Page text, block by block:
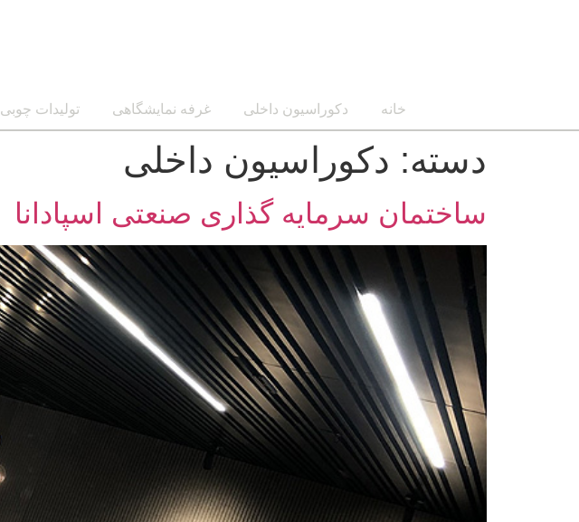
خانه دکوراسیون داخلی غرفه نمایشگاهی تولیدات چوبی
دسته: دکوراسیون داخلی
ساختمان سرمایه گذاری صنعتی اسپادانا